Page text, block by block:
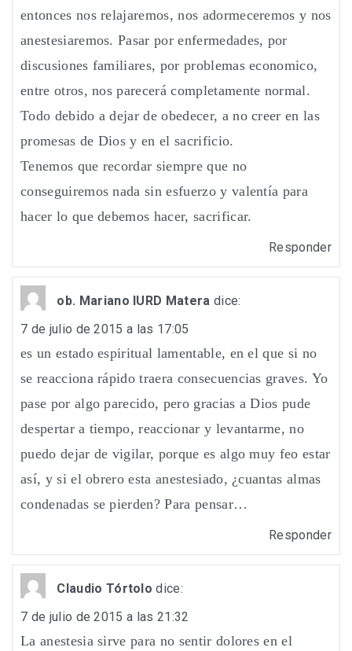
entonces nos relajaremos, nos adormeceremos y nos
anestesiaremos. Pasar por enfermedades, por
discusiones familiares, por problemas economico,
entre otros, nos parecerá completamente normal.
Todo debido a dejar de obedecer, a no creer en las
promesas de Dios y en el sacrificio.
Tenemos que recordar siempre que no
conseguiremos nada sin esfuerzo y valentía para
hacer lo que debemos hacer, sacrificar.
Responder
ob. Mariano IURD Matera dice:
7 de julio de 2015 a las 17:05
es un estado espiritual lamentable, en el que si no
se reacciona rápido traera consecuencias graves. Yo
pase por algo parecido, pero gracias a Dios pude
despertar a tiempo, reaccionar y levantarme, no
puedo dejar de vigilar, porque es algo muy feo estar
así, y si el obrero esta anestesiado, ¿cuantas almas
condenadas se pierden? Para pensar…
Responder
Claudio Tórtolo dice:
7 de julio de 2015 a las 21:32
La anestesia sirve para no sentir dolores en el